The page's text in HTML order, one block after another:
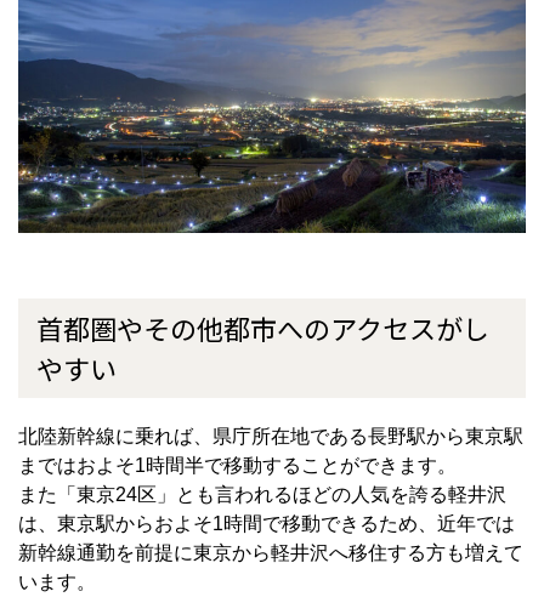
首都圏やその他都市へのアクセスがし
やすい
北陸新幹線に乗れば、県庁所在地である長野駅から東京駅
まではおよそ1時間半で移動することができます。
また「東京24区」とも言われるほどの人気を誇る軽井沢
は、東京駅からおよそ1時間で移動できるため、近年では
新幹線通勤を前提に東京から軽井沢へ移住する方も増えて
います。